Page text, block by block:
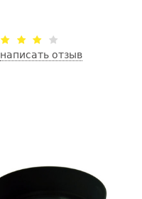
написать отзыв